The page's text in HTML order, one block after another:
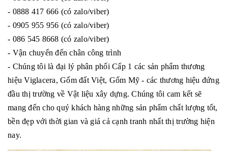
- 0888 417 666 (có zalo/viber)
- 0905 955 956 (có zalo/viber)
- 086 545 8668 (có zalo/viber)
- Vận chuyển đến chân công trình
- Chúng tôi là đại lý phân phối Cấp 1 các sản phẩm thương
hiệu Viglacera, Gốm đất Việt, Gốm Mỹ - các thương hiệu đứng
đầu thị trường về Vật liệu xây dựng. Chúng tôi cam kết sẽ
mang đến cho quý khách hàng những sản phẩm chất lượng tốt,
bền đẹp với thời gian và giá cả cạnh tranh nhất thị trường hiện
nay.